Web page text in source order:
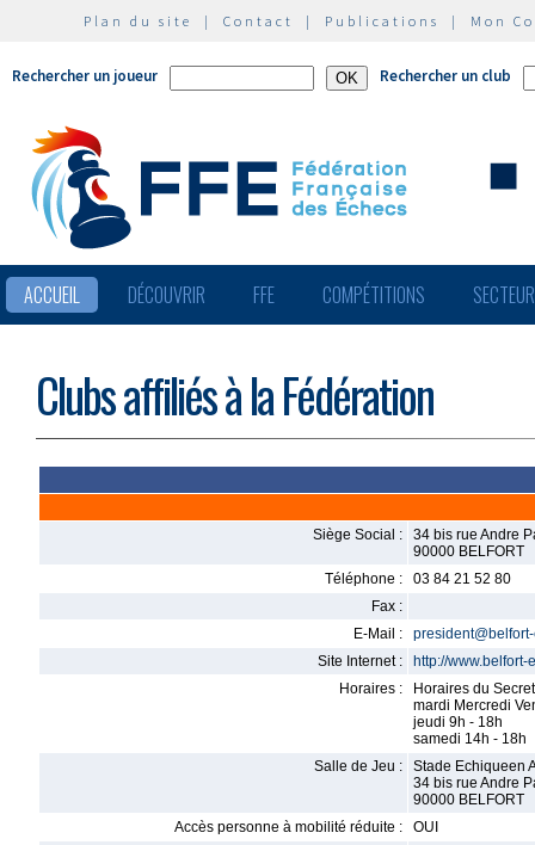
Plan du site | Contact | Publications | Mon
Rechercher un joueur Rechercher un club
ACCUEIL DÉCOUVRIR FFE COMPÉTITIONS
Clubs affiliés à la Fédération
Siège Social :
34 bis rue Andre
90000 BELFORT
Téléphone :
03 84 21 52 80
Fax :
E-Mail :
Site Internet :
http://www.belfort-
Horaires :
Horaires du
mardi Mercredi
jeudi 9h - 18h
samedi 14h - 18h
Salle de Jeu :
Stade Echiqueen
34 bis rue Andre
90000 BELFORT
Accès personne à mobilité réduite :
OUI